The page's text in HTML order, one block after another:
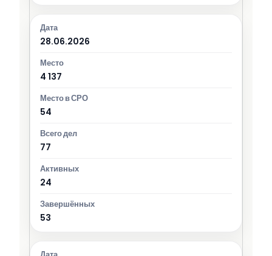
28.06.2026
4 137
54
77
24
53